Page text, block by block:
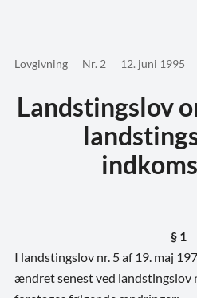
Lovgivning Nr. 2 12. juni 1995
Landstingslov
§ 1
I landstingslov nr. 5 af 19. maj
ændret senest ved landstingslov